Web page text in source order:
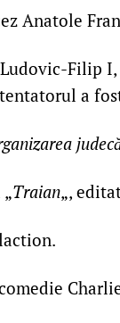
Anatole
Filip
a
Traian„,